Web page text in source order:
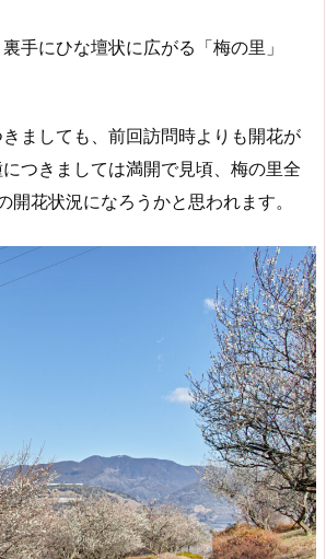
手にひな壇状に広がる「梅の里」
ましても、前回訪問時よりも開花が
つきましては満開で見頃、梅の里全
開花状況になろうかと思われます。